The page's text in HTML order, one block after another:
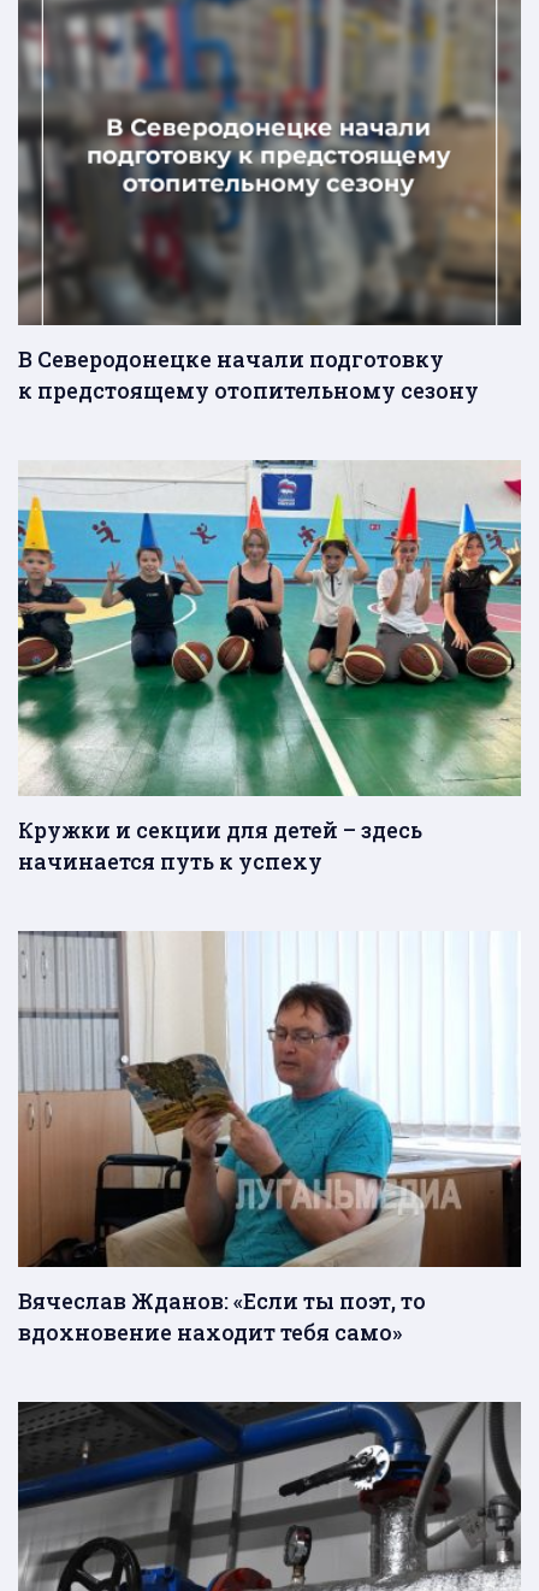
В Северодонецке начали подготовку
к предстоящему отопительному сезону
Кружки и секции для детей – здесь
начинается путь к успеху
Вячеслав Жданов: «Если ты поэт, то
вдохновение находит тебя само»